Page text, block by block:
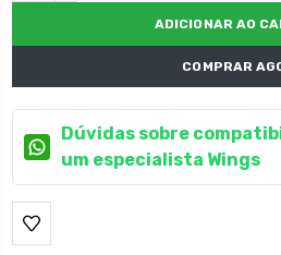
COMPRAR
Dúvidas sobre
um especialista Wings